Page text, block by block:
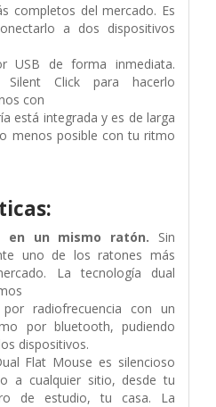
completos del mercado. Es
a dos dispositivos
USB de forma inmediata.
Click para hacerlo
con
está integrada y es de larga
menos posible con tu ritmo
en un mismo ratón. Sin
uno de los ratones más
La tecnología dual
radiofrecuencia con un
por bluetooth, pudiendo
dispositivos.
Flat Mouse es silencioso
a cualquier sitio, desde tu
de estudio, tu casa. La